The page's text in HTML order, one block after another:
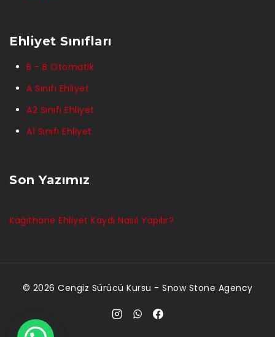
Ehliyet Sınıfları
B - B Otomatik
A Sınıfı Ehliyet
A2 Sınıfı Ehliyet
A1 Sınıfı Ehliyet
Son Yazımız
Kağıthane Ehliyet Kaydı Nasıl Yapılır?
© 2026 Cengiz Sürücü Kursu - Snow Stone Agency